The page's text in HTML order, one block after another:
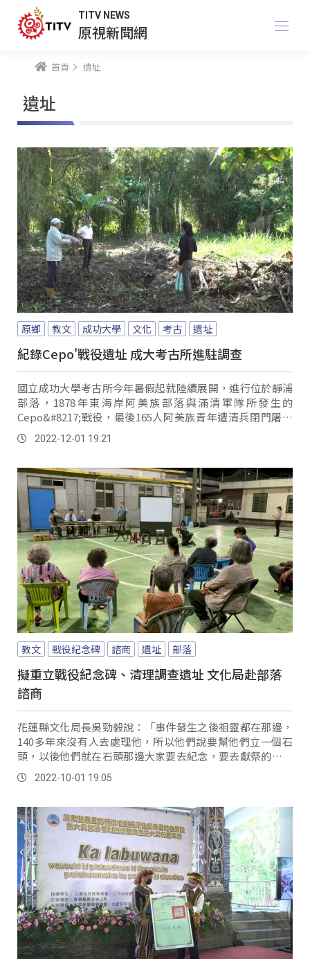
TITV NEWS
原視新聞網
首頁 遺址
遺址
原鄉 教文 成功大學 文化 考古 遺址
紀錄Cepo'戰役遺址 成大考古所進駐調查
國立成功大學考古所今年暑假起就陸續展開，進行位於靜浦
部落，1878年東海岸阿美族部落與滿清軍隊所發生的
Cepo&#8217;戰役，最後165人阿美族青年遭清兵閉門屠殺
的營區遺址進行考古調查。
2022-12-01 19:21
教文 戰役紀念碑 諮商 遺址 部落
擬重立戰役紀念碑、清理調查遺址 文化局赴部落
諮商
花蓮縣文化局長吳勁毅說：「事件發生之後祖靈都在那邊，
140多年來沒有人去處理他，所以他們說要幫他們立一個石
頭，以後他們就在石頭那邊大家要去紀念，要去獻祭的時候
他們就收得到，這其實是整件事情，他們來只好來找你們可
不可以把這件事情做起來。
2022-10-01 19:05